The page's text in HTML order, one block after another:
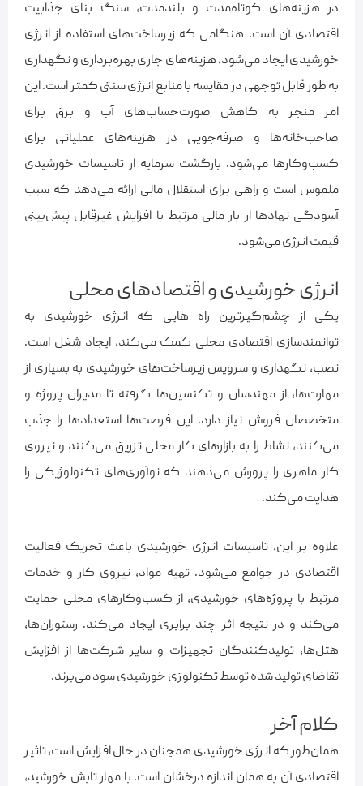
در هزینه‌های کوتاه‌مدت و بلندمدت، سنگ بنای جذابیت
اقتصادی آن است. هنگامی که زیرساخت‌های استفاده از انرژی
خورشیدی ایجاد می‌شود، هزینه‌های جاری بهره‌برداری و نگهداری
به طور قابل توجهی در مقایسه با منابع انرژی سنتی کمتر است. این
امر منجر به کاهش صورت‌حساب‌های آب و برق برای
صاحب‌خانه‌ها و صرفه‌جویی در هزینه‌های عملیاتی برای
کسب‌وکارها می‌شود. بازگشت سرمایه از تاسیسات خورشیدی
ملموس است و راهی برای استقلال مالی ارائه می‌دهد که سبب
آسودگی نهادها از بار مالی مرتبط با افزایش غیرقابل پیش‌بینی
قیمت انرژی می‌شود.
انرژی خورشیدی و اقتصادهای محلی
یکی از چشم‌گیرترین راه هایی که انرژی خورشیدی به
توانمندسازی اقتصادی محلی کمک می‌کند، ایجاد شغل است.
نصب، نگهداری و سرویس زیرساخت‌های خورشیدی به بسیاری از
مهارت‌ها، از مهندسان و تکنسین‌ها گرفته تا مدیران پروژه و
متخصصان فروش نیاز دارد. این فرصت‌ها استعدادها را جذب
می‌کنند، نشاط را به بازارهای کار محلی تزریق می‌کنند و نیروی
کار ماهری را پرورش می‌دهند که نوآوری‌های تکنولوژیکی را
هدایت می‌کند.
علاوه بر این، تاسیسات انرژی خورشیدی باعث تحریک فعالیت
اقتصادی در جوامع می‌شود. تهیه مواد، نیروی کار و خدمات
مرتبط با پروژه‌های خورشیدی، از کسب‌وکارهای محلی حمایت
می‌کند و در نتیجه اثر چند برابری ایجاد می‌کند. رستوران‌ها،
هتل‌ها، تولیدکنندگان تجهیزات و سایر شرکت‌ها از افزایش
تقاضای تولید شده توسط تکنولوژی خورشیدی سود می‌برند.
کلام آخر
همان‌طور که انرژی خورشیدی همچنان در حال افزایش است، تاثیر
اقتصادی آن به همان اندازه درخشان است. با مهار تابش خورشید،